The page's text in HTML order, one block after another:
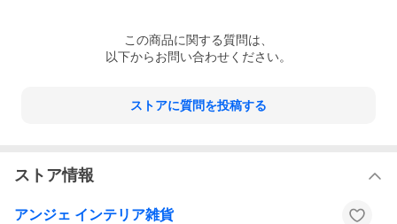
この商品に関する質問は、
以下からお問い合わせください。
ストアに質問を投稿する
ストア情報
アンジェ インテリア雑貨